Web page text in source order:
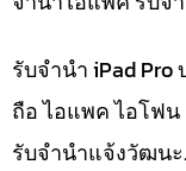
รับจำนำ iPad
ถือ ไอแพค ไอโฟ
รับจํานําแจ้งวัฒนะ